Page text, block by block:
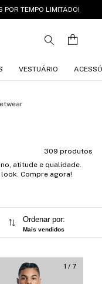
POR TEMPO LIMITADO!
VESTUÁRIO
309 produtos
atitude e qualidade.
Compre agora!
Ordenar por:
Mais vendidos
1 / 7